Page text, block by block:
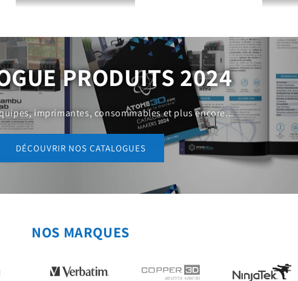
PRODUITS 2024
imprimantes, consommables et plus encore...
DÉCOUVRIR NOS CATALOGUES
NOS MARQUES